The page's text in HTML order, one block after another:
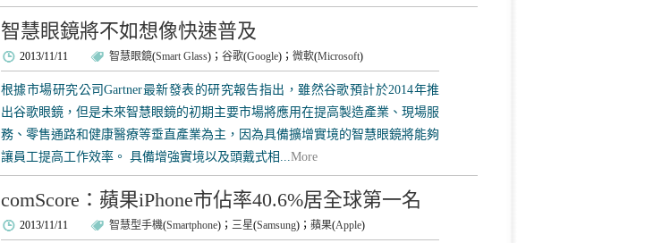
智慧眼鏡將不如想像快速普及
2013/11/11 智慧眼鏡(Smart Glass)； 谷歌(Google)； 微軟(Microsoft)
根據市場研究公司Gartner最新發表的研究報告指出，雖然谷歌預計於2014年推
出谷歌眼鏡，但是未來智慧眼鏡的初期主要市場將應用在提高製造產業、現場服
務、零售通路和健康醫療等垂直產業為主，因為具備擴增實境的智慧眼鏡將能夠
讓員工提高工作效率。 具備增強實境以及頭戴式相...More
comScore：蘋果iPhone市佔率40.6%居全球第一名
2013/11/11 智慧型手機(Smartphone)； 三星(Samsung)； 蘋果(Apple)